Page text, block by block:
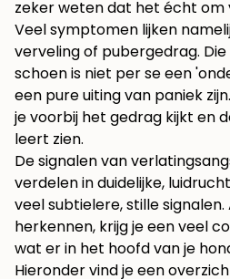
zeker weten dat het écht om
Veel symptomen lijken
verveling of pubergedrag.
schoen is niet per se een
een pure uiting van paniek
je voorbij het gedrag kijkt en
leert zien.
De signalen van
verdelen in duidelijke,
veel subtielere, stille
herkennen, krijg je een veel
wat er in het hoofd van je
Hieronder vind je een